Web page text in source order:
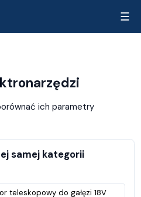
☰
ich parametry
samej kategorii